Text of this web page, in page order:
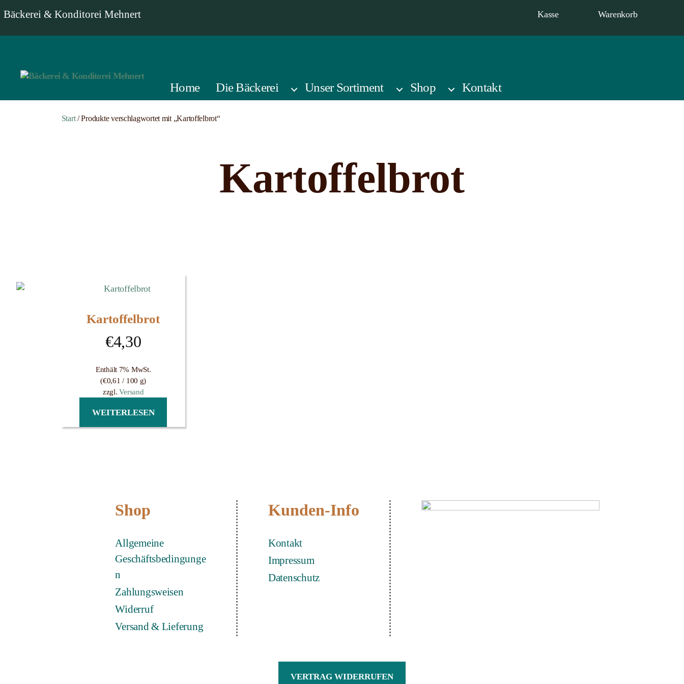
Bäckerei & Konditorei Mehnert Kasse Warenkorb
&
Home Die Bäckerei Unser Sortiment Shop Kontakt
Start/ Produkte verschlagwortet mit „Kartoffelbrot“
Kartoffelbrot
Kartoffelbrot
€4,30
Enthält 7% MwSt.
(€0,61 / 100 g)
zzgl.Versand
WEITERLESEN
Shop
Allgemeine
Geschäftsbedingunge
n
Zahlungsweisen
Widerruf
Versand & Lieferung
Kunden-Info
Kontakt
Impressum
Datenschutz
VERTRAG WIDERRUFEN